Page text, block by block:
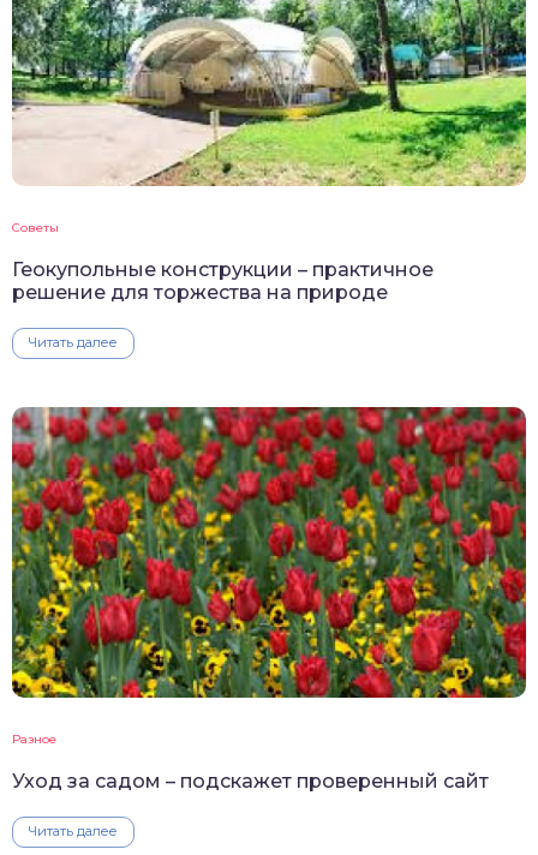
Советы
Геокупольные конструкции – практичное
решение для торжества на природе
Читать далее
Разное
Уход за садом – подскажет проверенный сайт
Читать далее